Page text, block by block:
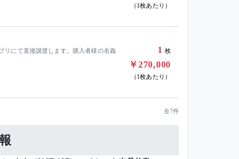
（1枚あたり）
リにて直接譲渡します。購入者様の名義
1 枚
￥270,000
（1枚あたり）
全7件